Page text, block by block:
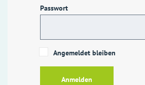
Passwort
Angemeldet bleiben